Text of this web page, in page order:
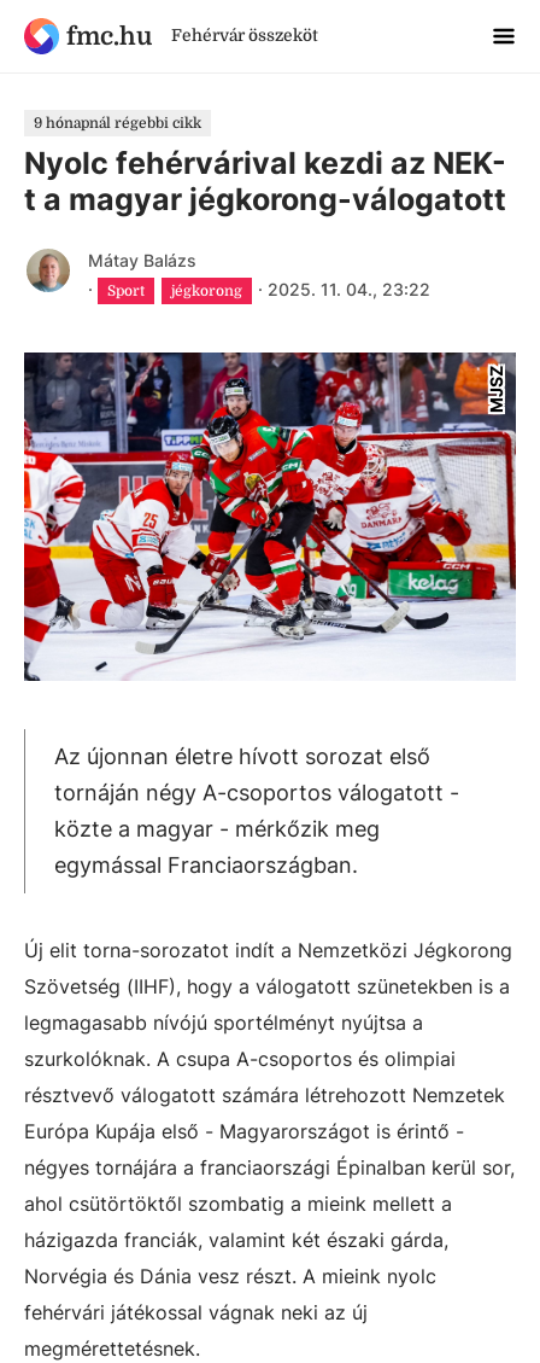
fmc.hu Fehérvár összeköt
9 hónapnál régebbi cikk
Nyolc fehérvárival kezdi az NEK-
t a magyar jégkorong-válogatott
Mátay Balázs
·
Sport jégkorong · 2025. 11. 04., 23:22
MJSZ
Az újonnan életre hívott sorozat első
tornáján négy A-csoportos válogatott -
közte a magyar - mérkőzik meg
egymással Franciaországban.
Új elit torna-sorozatot indít a Nemzetközi Jégkorong
Szövetség (IIHF), hogy a válogatott szünetekben is a
legmagasabb nívójú sportélményt nyújtsa a
szurkolóknak. A csupa A-csoportos és olimpiai
résztvevő válogatott számára létrehozott Nemzetek
Európa Kupája első - Magyarországot is érintő -
négyes tornájára a franciaországi Épinalban kerül sor,
ahol csütörtöktől szombatig a mieink mellett a
házigazda franciák, valamint két északi gárda,
Norvégia és Dánia vesz részt. A mieink nyolc
fehérvári játékossal vágnak neki az új
megmérettetésnek.